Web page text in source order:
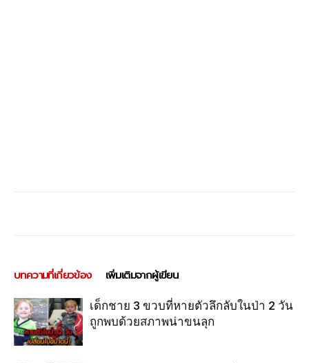
บทความที่เกี่ยวข้อง เพิ่มเติมจากผู้เขียน
เด็กชาย 3 ขวบที่หายตัวลึกลับในป่า 2 วัน
ถูกพบด้วยสภาพน่าขนลุก